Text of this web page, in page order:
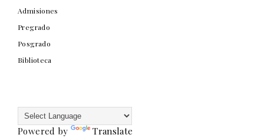
Admisiones
Pregrado
Posgrado
Biblioteca
Powered by Translate